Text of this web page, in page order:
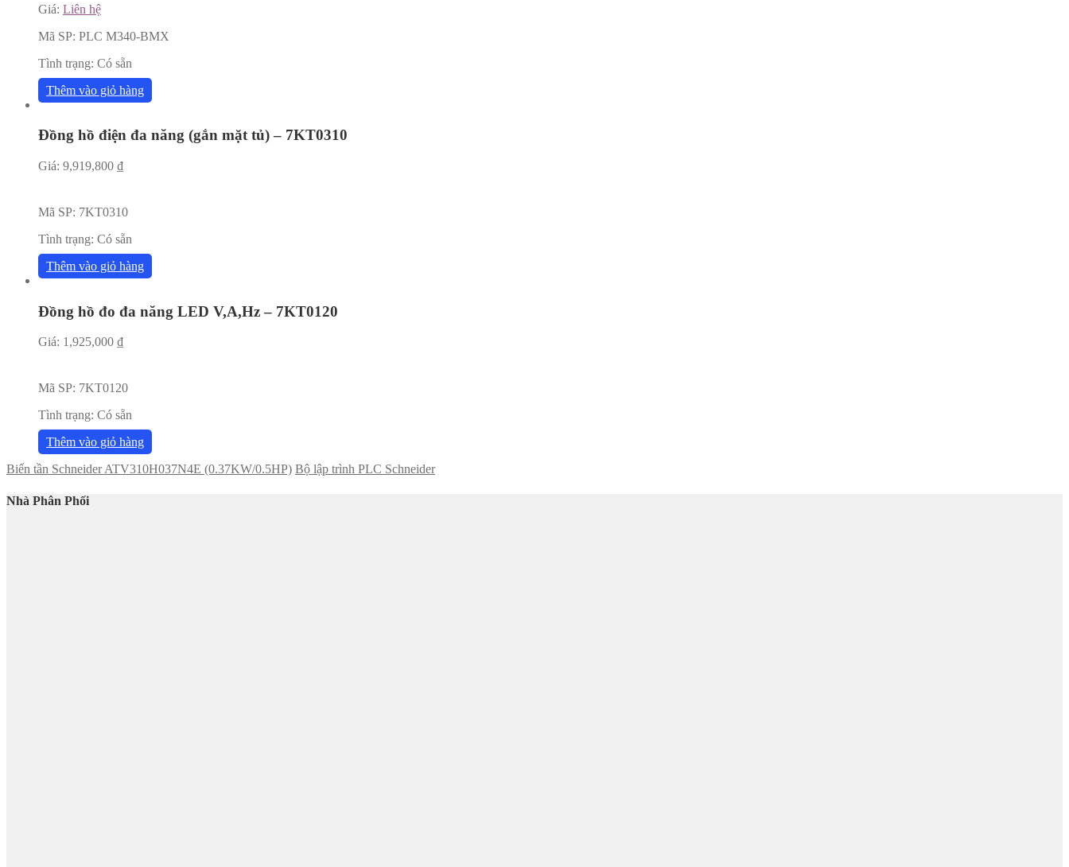
Giá: Liên hệ
Mã SP: PLC M340-BMX
Tình trạng: Có sẵn
Thêm vào giỏ hàng
Đồng hồ điện đa năng (gắn mặt tủ) – 7KT0310
Giá: 9,919,800 ₫
Mã SP: 7KT0310
Tình trạng: Có sẵn
Thêm vào giỏ hàng
Đồng hồ đo đa năng LED V,A,Hz – 7KT0120
Giá: 1,925,000 ₫
Mã SP: 7KT0120
Tình trạng: Có sẵn
Thêm vào giỏ hàng
Biến tần Schneider ATV310H037N4E (0.37KW/0.5HP) Bộ lập trình PLC Schneider
Nhà Phân Phối